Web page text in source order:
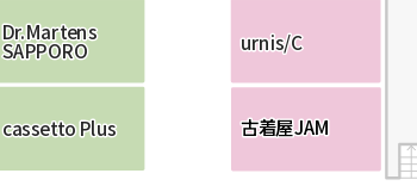
古着屋JAM
古着屋JAM
urnis/C
urnis/C
urnis/C
cassettoPlus
cassettoPlus
cassettoPlus
Dr.Martens
SAPPORO
Dr.Martens
SAPPORO
Dr.Martens
SAPPORO